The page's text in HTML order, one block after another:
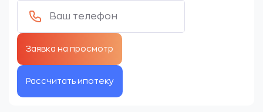
Рассчитать ипотеку